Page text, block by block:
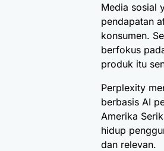
Media sosial
pendapatan
konsumen.
berfokus
produk itu
Perplexity
berbasis AI
Amerika
hidup
dan relevan.